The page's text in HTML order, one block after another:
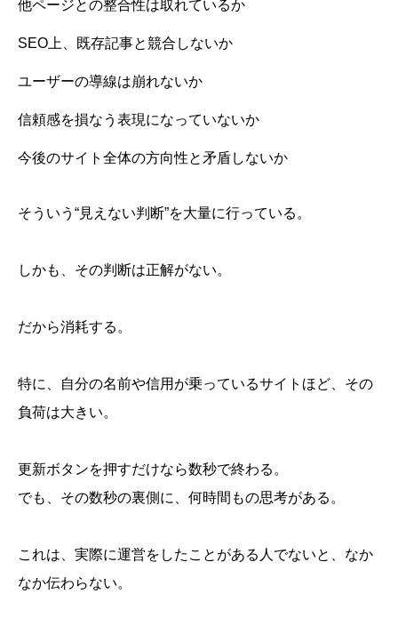
他ページとの整合性は取れているか
SEO上、既存記事と競合しないか
ユーザーの導線は崩れないか
信頼感を損なう表現になっていないか
今後のサイト全体の方向性と矛盾しないか
そういう“見えない判断”を大量に行っている。
しかも、その判断は正解がない。
だから消耗する。
特に、自分の名前や信用が乗っているサイトほど、その
負荷は大きい。
更新ボタンを押すだけなら数秒で終わる。
でも、その数秒の裏側に、何時間もの思考がある。
これは、実際に運営をしたことがある人でないと、なか
なか伝わらない。